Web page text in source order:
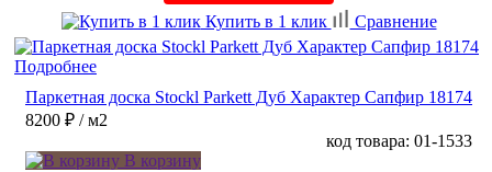
Купить в 1 клик
Сравнение
Подробнее
Паркетная доска Stockl Parkett Дуб Характер Сапфир 18174
8200 ₽ / м2
код товара: 01-1533
В корзину